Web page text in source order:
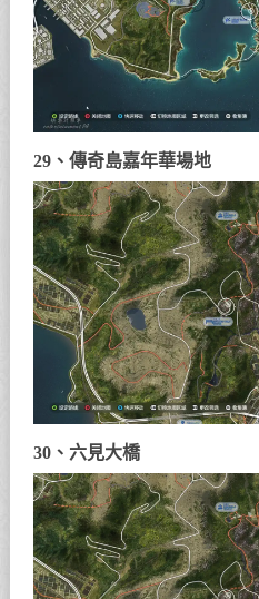
29、傳奇島嘉年華場地
30、六見大橋